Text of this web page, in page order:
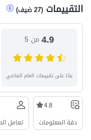
التقييمات (
27ضيف)
4.9من 5
بناءً على تقييمات العام الماضي
4.8
دقة المعلومات
تعامل